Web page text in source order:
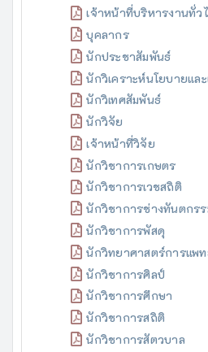
เจ้าหน้าที่บริหารงานทั่ว
บุคลากร
นักประชาสัมพันธ์
นักวิเคราะห์นโยบายแล
นักวิเทศสัมพันธ์
นักวิจัย
เจ้าหน้าที่วิจัย
นักวิชาการเกษตร
นักวิชาการเวชสถิติ
นักวิชาการช่างทันตกร
นักวิชาการพัสดุ
นักวิทยาศาสตร์การแพ
นักวิชาการศิลป์
นักวิชาการศึกษา
นักวิชาการสถิติ
นักวิชาการสัตวบาล